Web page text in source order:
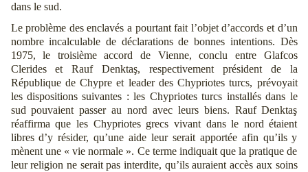
dans le sud.
Le problème des enclavés a pourtant fait l’objet d’accords et d’un
nombre incalculable de déclarations de bonnes intentions. Dès
1975, le troisième accord de Vienne, conclu entre Glafcos
Clerides et Rauf Denktaş, respectivement président de la
République de Chypre et leader des Chypriotes turcs, prévoyait
les dispositions suivantes : les Chypriotes turcs installés dans le
sud pouvaient passer au nord avec leurs biens. Rauf Denktaş
réaffirma que les Chypriotes grecs vivant dans le nord étaient
libres d’y résider, qu’une aide leur serait apportée afin qu’ils y
mènent une « vie normale ». Ce terme indiquait que la pratique de
leur religion ne serait pas interdite, qu’ils auraient accès aux soins